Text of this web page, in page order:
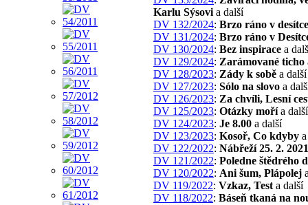
Karlu Sýsovi a další
DV 132/2024: Brzo ráno v desítce
DV 131/2024: Brzo ráno v
DV 130/2024: Bez inspirace a
DV 129/2024: Zarámované ticho
DV 128/2023: Zády k sobě a další
DV 127/2023: Sólo na slovo a
DV 126/2023: Za chvíli, Lesní
DV 125/2023: Otázky mořía další
DV 124/2023: Je 8.00 a další
DV 123/2023: Kosoř, Co kdyby
DV 122/2022: Nábřeží 25. 2. 2021
DV 121/2022: Poledne štědrého
DV 120/2022: Ani šum, Plápolej
DV 119/2022: Vzkaz, Test a další
DV 118/2022: Báseň tkaná na